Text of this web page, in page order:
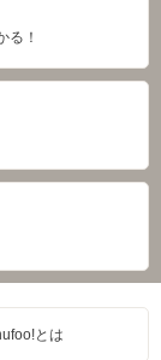
る！
とは